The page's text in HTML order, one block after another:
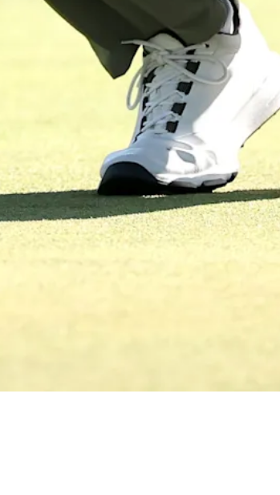
Arrow